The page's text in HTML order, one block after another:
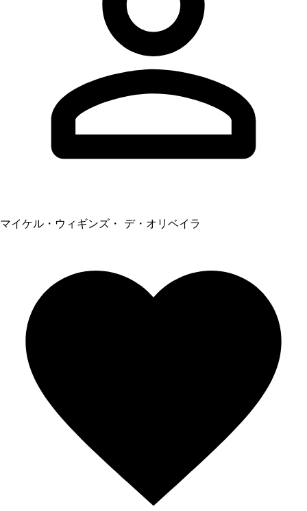
マイケル・ウィギンズ・ デ・オリベイラ